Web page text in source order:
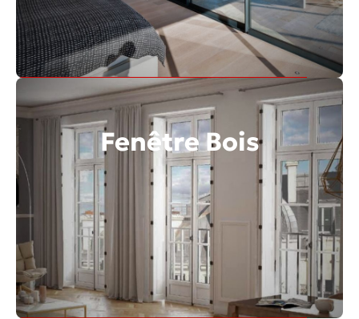
Découvrir toute la gamme
Fenêtre Bois